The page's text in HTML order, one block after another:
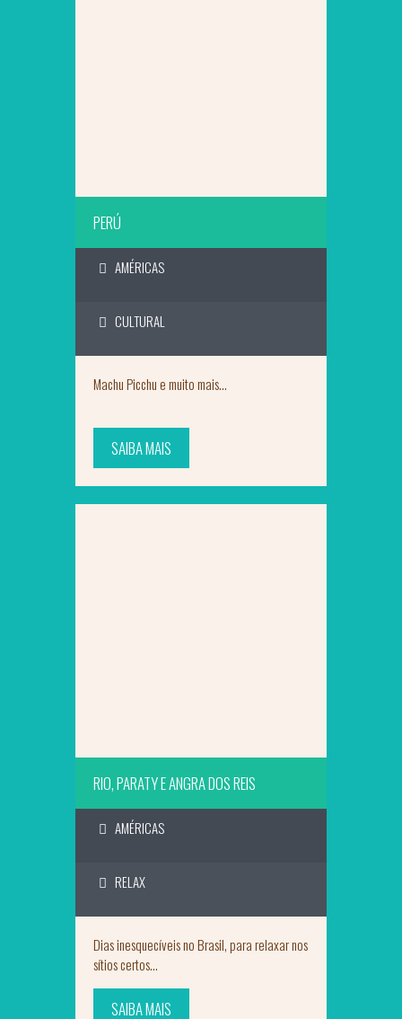
PERÚ
AMÉRICAS
CULTURAL
Machu Picchu e muito mais...
SAIBA MAIS
RIO, PARATY E ANGRA DOS REIS
AMÉRICAS
RELAX
Dias inesquecíveis no Brasil, para relaxar nos
sítios certos...
SAIBA MAIS